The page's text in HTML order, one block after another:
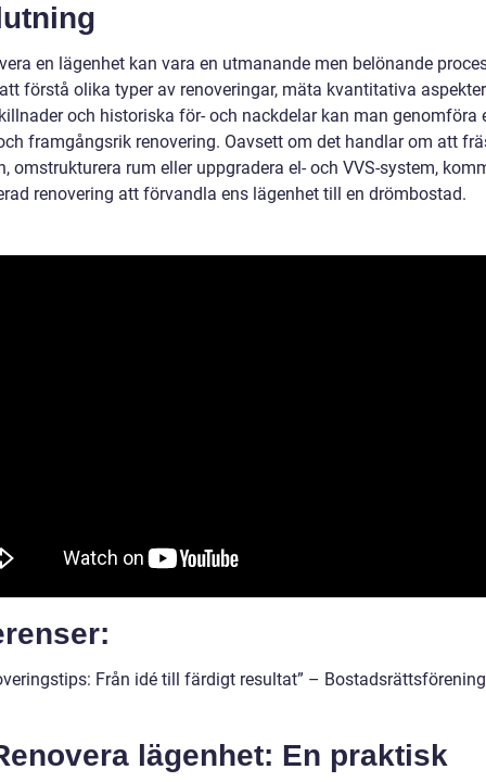
en lägenhet kan vara en utmanande men belönande
förstå olika typer av renoveringar, mäta kvantitativa
och historiska för- och nackdelar kan man genomföra
framgångsrik renovering. Oavsett om det handlar om att
omstrukturera rum eller uppgradera el- och VVS-system,
renovering att förvandla ens lägenhet till en drömbostad.
Från idé till färdigt resultat” –
lägenhet: En praktisk